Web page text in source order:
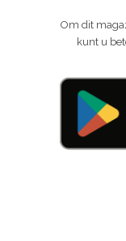
Om dit
kunt u